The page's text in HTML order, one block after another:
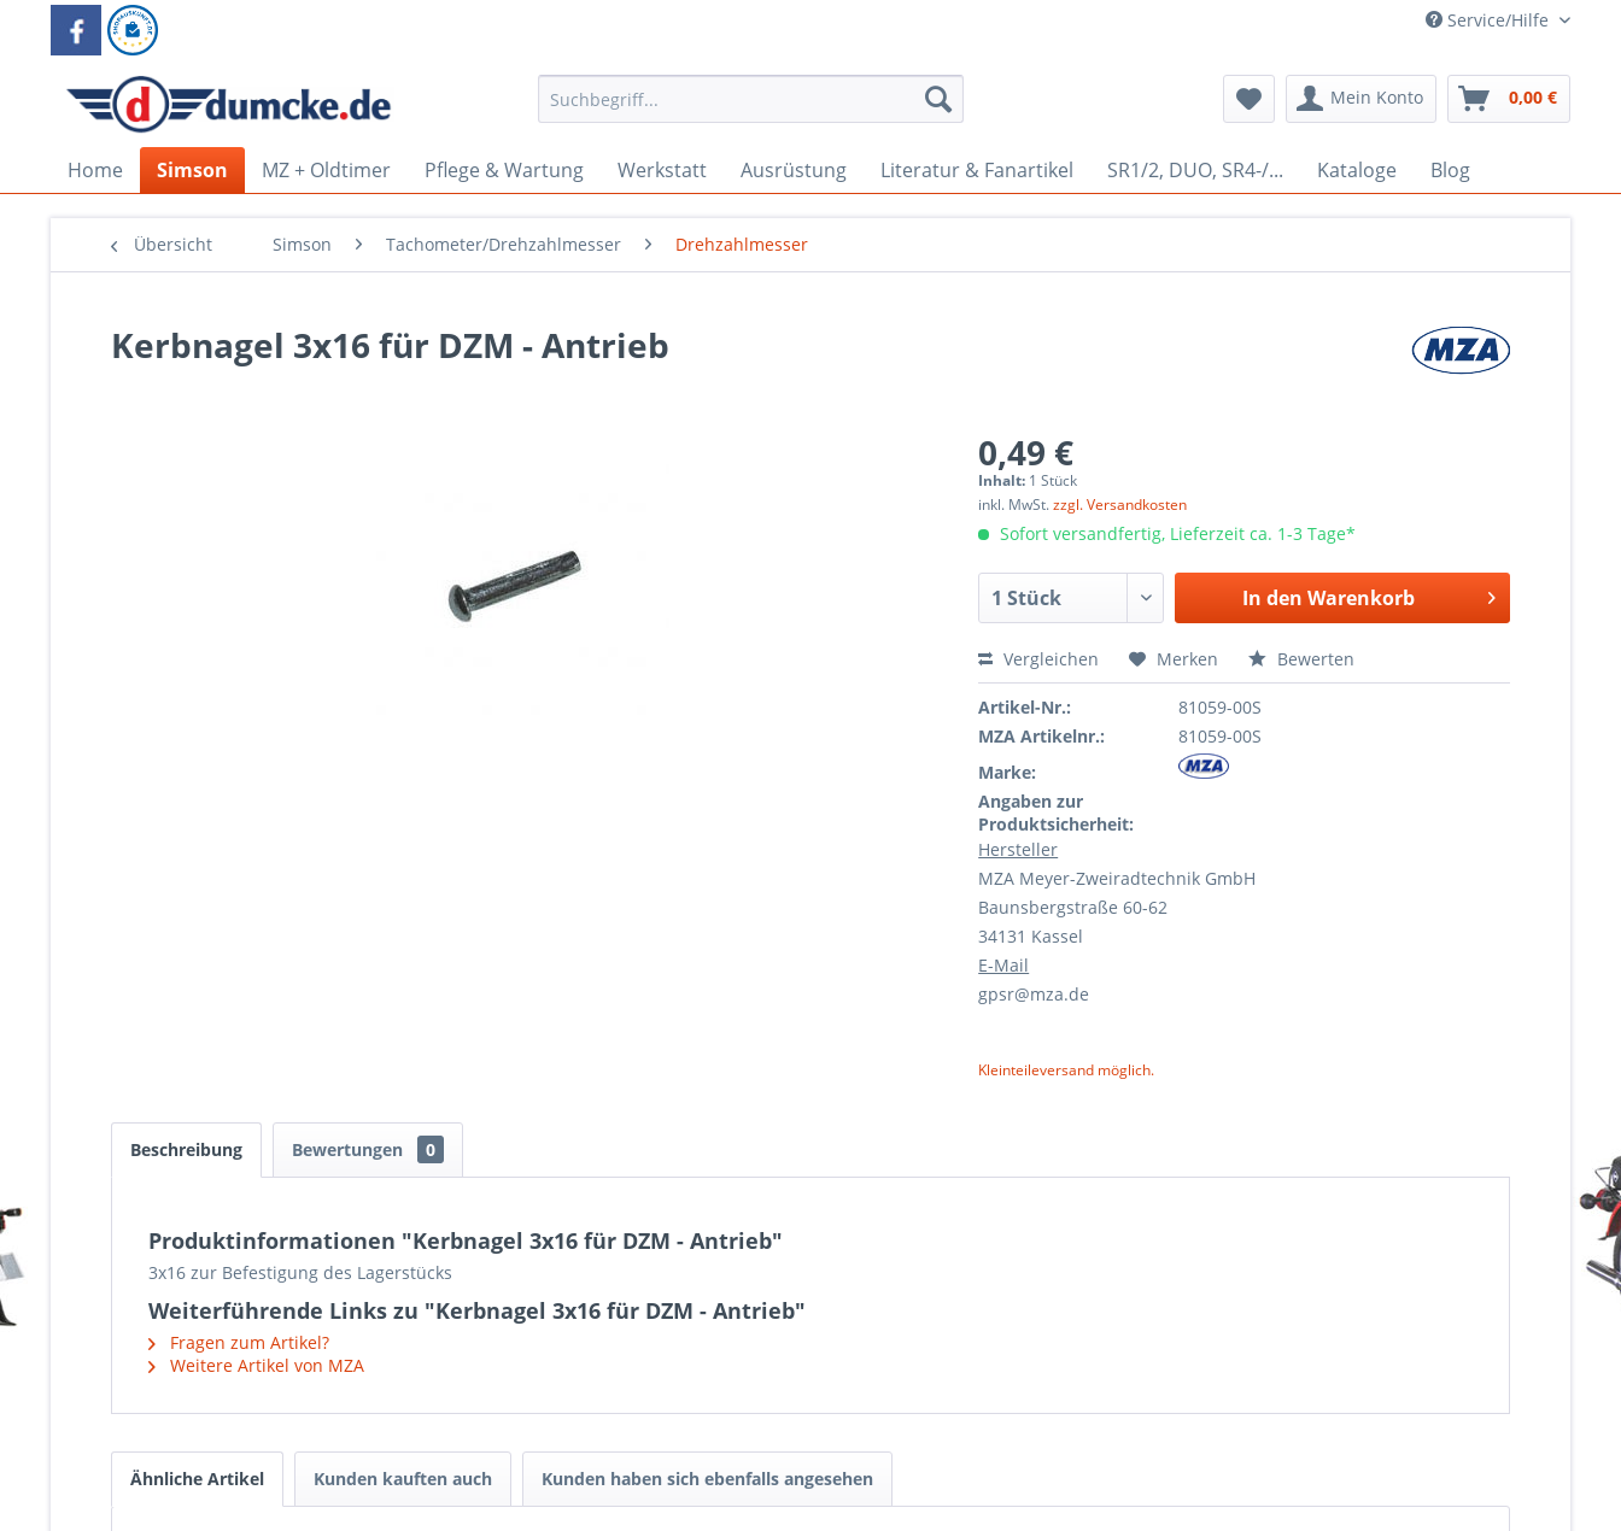
Service/Hilfe
Mein Konto 0,00 €
Home Simson MZ + Oldtimer Pflege & Wartung Werkstatt Ausrüstung Literatur & Fanartikel SR1/2, DUO, SR4-/... Kataloge Blog
Übersicht Simson Tachometer/Drehzahlmesser Drehzahlmesser
Kerbnagel 3x16 für DZM - Antrieb
0,49 €
Inhalt: 1 Stück
inkl. MwSt.zzgl. Versandkosten
Sofort versandfertig, Lieferzeit ca. 1-3 Tage*
In den Warenkorb
Vergleichen Merken Bewerten
Artikel-Nr.:
81059-00S
MZA Artikelnr.:
81059-00S
Marke:
Angaben zur
Produktsicherheit:
Hersteller
MZA Meyer-Zweiradtechnik GmbH
Baunsbergstraße 60-62
34131 Kassel
E-Mail
gpsr@mza.de
Kleinteileversand möglich.
Beschreibung Bewertungen 0
Produktinformationen "Kerbnagel 3x16 für DZM - Antrieb"
3x16 zur Befestigung des Lagerstücks
Weiterführende Links zu "Kerbnagel 3x16 für DZM - Antrieb"
Fragen zum Artikel?
Weitere Artikel von MZA
Ähnliche Artikel Kunden kauften auch Kunden haben sich ebenfalls angesehen